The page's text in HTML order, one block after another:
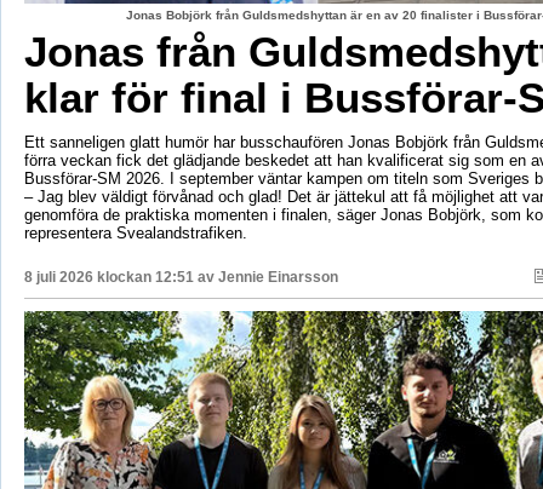
Jonas Bobjörk från Guldsmedshyttan är en av 20 finalister i
Jonas från
klar för final i Bussförar-
Ett sanneligen glatt humör har busschaufören Jonas Bobjörk från
förra veckan fick det glädjande beskedet att han kvalificerat sig som en
Bussförar-SM 2026. I september väntar kampen om titeln som Sveriges
– Jag blev väldigt förvånad och glad! Det är jättekul att få möjlighet att
genomföra de praktiska momenten i finalen, säger Jonas Bobjörk, som
representera Svealandstrafiken.
8 juli 2026 klockan 12:51 av Jennie Einarsson